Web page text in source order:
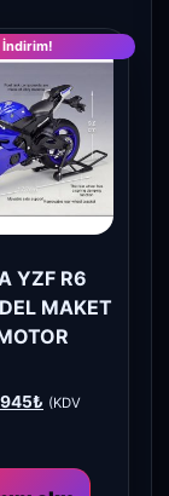
İndirim!
YZF R6
MAKET
₺ Şu
2.945₺.
(KDV